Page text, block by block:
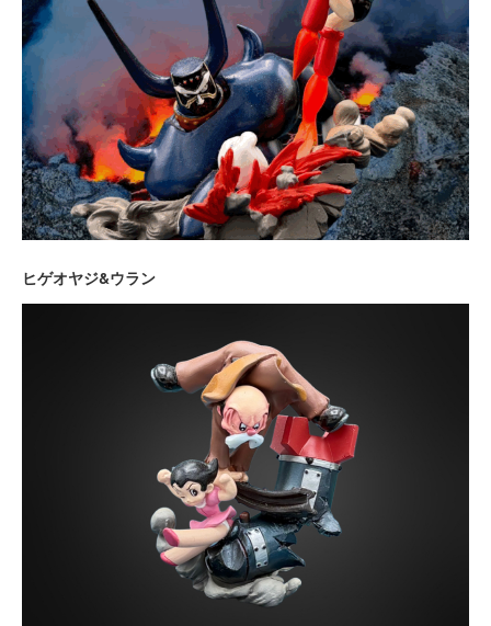
ヒゲオヤジ&ウラン